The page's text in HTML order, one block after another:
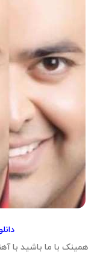
همینک با ما باشید با